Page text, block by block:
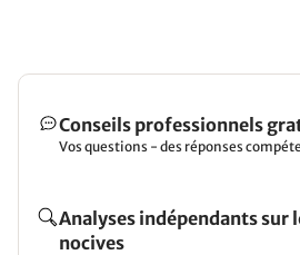
Conseils professionnels
Vos questions - des réponses
Analyses indépendants sur
nocives